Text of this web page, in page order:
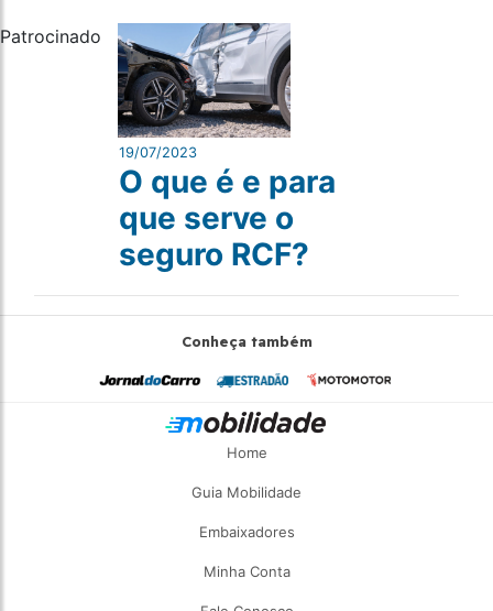
Patrocinado
19/07/2023
O que é e para
que serve o
seguro RCF?
Conheça também
Home
Guia Mobilidade
Embaixadores
Minha Conta